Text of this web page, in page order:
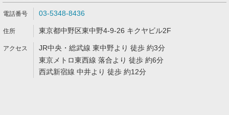
03-5348-8436
東京都中野区東中野4-9-26 キクヤビル2F
JR中央・総武線 東中野より 徒歩 約3分
東京メトロ東西線 落合より 徒歩 約6分
西武新宿線 中井より 徒歩 約12分